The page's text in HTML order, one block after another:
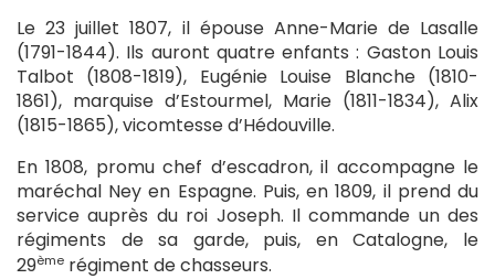
Le 23 juillet 1807, il épouse Anne-Marie de Lasalle
(1791-1844). Ils auront quatre enfants : Gaston Louis
Talbot (1808-1819), Eugénie Louise Blanche (1810-
1861), marquise d’Estourmel, Marie (1811-1834), Alix
(1815-1865), vicomtesse d’Hédouville.
En 1808, promu chef d’escadron, il accompagne le
maréchal Ney en Espagne. Puis, en 1809, il prend du
service auprès du roi Joseph. Il commande un des
régiments de sa garde, puis, en Catalogne, le
29ème régiment de chasseurs.